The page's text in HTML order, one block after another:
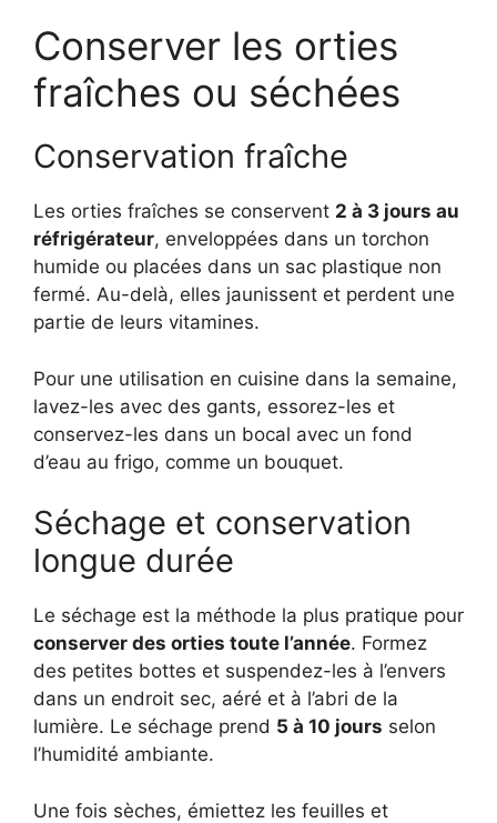
Conserver les orties
fraîches ou séchées
Conservation fraîche
Les orties fraîches se conservent 2 à 3 jours au
réfrigérateur, enveloppées dans un torchon
humide ou placées dans un sac plastique non
fermé. Au-delà, elles jaunissent et perdent une
partie de leurs vitamines.
Pour une utilisation en cuisine dans la semaine,
lavez-les avec des gants, essorez-les et
conservez-les dans un bocal avec un fond
d’eau au frigo, comme un bouquet.
Séchage et conservation
longue durée
Le séchage est la méthode la plus pratique pour
conserver des orties toute l’année. Formez
des petites bottes et suspendez-les à l’envers
dans un endroit sec, aéré et à l’abri de la
lumière. Le séchage prend 5 à 10 jours selon
l’humidité ambiante.
Une fois sèches, émiettez les feuilles et